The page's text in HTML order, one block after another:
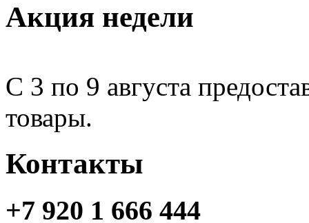
Акция недели
С 3 по 9 августа
товары.
Контакты
+7 920 1 666 444